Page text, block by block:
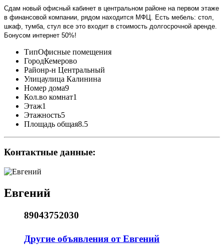
Сдам новый офисный кабинет в центральном районе на первом этаже
в финансовой компании, рядом находится МФЦ. Есть мебель: стол,
шкаф, тумба, стул все это входит в стоимость долгосрочной аренде.
Бонусом интернет 50%!
ТипОфисные помещения
ГородКемерово
Районр-н Центральный
Улицаулица Калинина
Номер дома9
Кол.во комнат1
Этаж1
Этажность5
Площадь общая8.5
Контактные данные:
Евгений
89043752030
Другие объявления от Евгений